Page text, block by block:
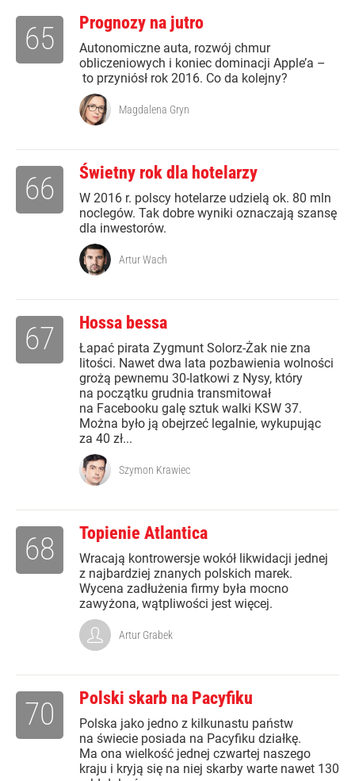
Prognozy na jutro
Autonomiczne auta, rozwój chmur
obliczeniowych i koniec dominacji Apple’a –
to przyniósł rok 2016. Co da kolejny?
65
Magdalena Gryn
Świetny rok dla hotelarzy
W 2016 r. polscy hotelarze udzielą ok. 80 mln
noclegów. Tak dobre wyniki oznaczają szansę
dla inwestorów.
66
Artur Wach
Hossa bessa
Łapać pirata Zygmunt Solorz-Żak nie zna
litości. Nawet dwa lata pozbawienia wolności
grożą pewnemu 30-latkowi z Nysy, który
na początku grudnia transmitował
na Facebooku galę sztuk walki KSW 37.
Można było ją obejrzeć legalnie, wykupując
za 40 zł...
67
Szymon Krawiec
Topienie Atlantica
Wracają kontrowersje wokół likwidacji jednej
z najbardziej znanych polskich marek.
Wycena zadłużenia firmy była mocno
zawyżona, wątpliwości jest więcej.
68
Artur Grabek
Polski skarb na Pacyfiku
Polska jako jedno z kilkunastu państw
na świecie posiada na Pacyfiku działkę.
Ma ona wielkość jednej czwartej naszego
kraju i kryją się na niej skarby warte nawet 130
70